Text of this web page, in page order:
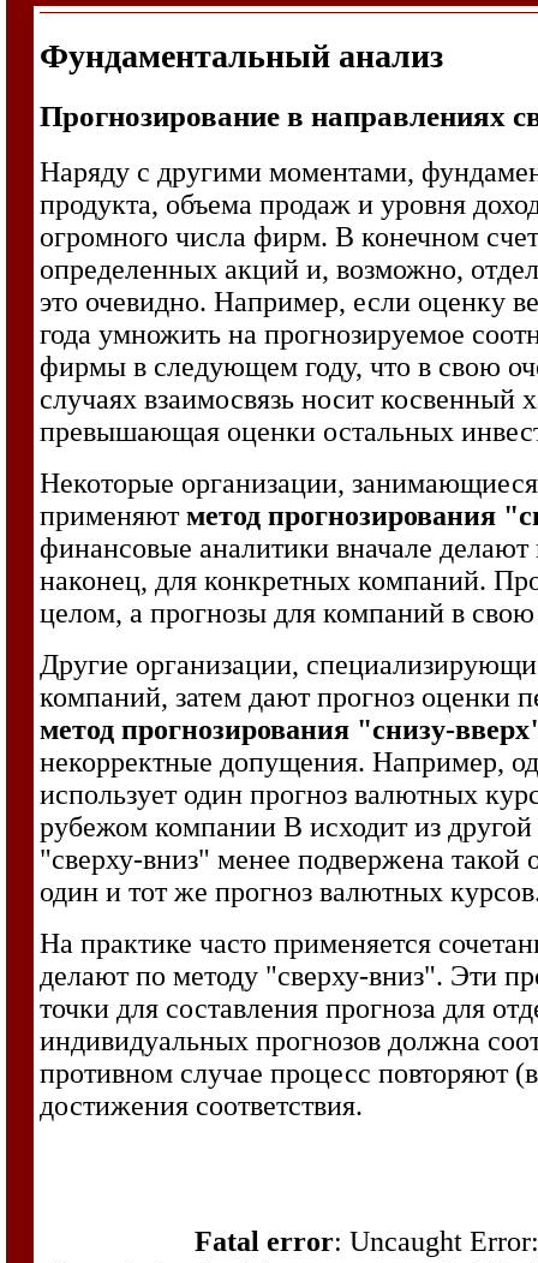
Фундаментальный анализ
Прогнозирование в направлениях
Наряду с другими моментами,
продукта, объема продаж и уровня
огромного числа фирм. В конечном
определенных акций и, возможно,
это очевидно. Например, если оценку
года умножить на прогнозируемое
фирмы в следующем году, что в свою
случаях взаимосвязь носит косвенный
превышающая оценки остальных
Некоторые организации,
применяютметод прогнозирования
финансовые аналитики вначале
наконец, для конкретных компаний.
целом, а прогнозы для компаний в
Другие организации,
компаний, затем дают прогноз оценки
метод прогнозирования "снизу-
некорректные допущения. Например,
использует один прогноз валютных
рубежом компании В исходит из
"сверху-вниз" менее подвержена такой
один и тот же прогноз валютных
На практике часто применяется
делают по методу "сверху-вниз". Эти
точки для составления прогноза для
индивидуальных прогнозов должна
противном случае процесс повторяют
достижения соответствия.
Fatal error: Uncaught